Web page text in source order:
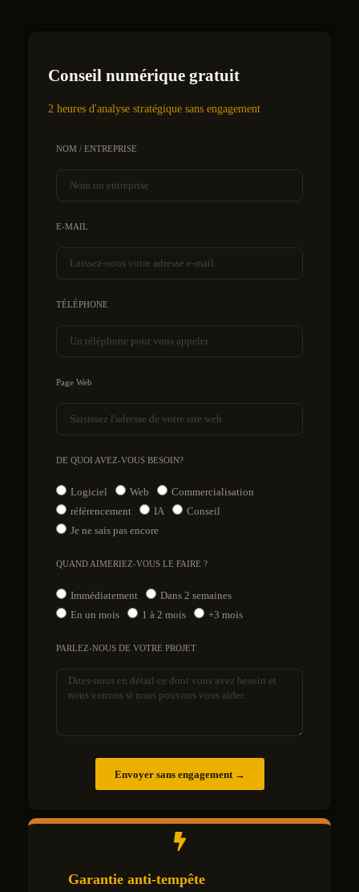
Conseil numérique gratuit
2 heures d'analyse stratégique sans engagement
NOM / ENTREPRISE
E-MAIL
TÉLÉPHONE
Page Web
DE QUOI AVEZ-VOUS BESOIN?
Logiciel Web
Commercialisation
référencement
IA
Conseil
Je ne sais pas encore
QUAND AIMERIEZ-VOUS LE FAIRE ?
Immédiatement
Dans 2 semaines
En un mois
1 à 2 mois +3 mois
PARLEZ-NOUS DE VOTRE PROJET
Envoyer sans engagement →
Garantie anti-tempête